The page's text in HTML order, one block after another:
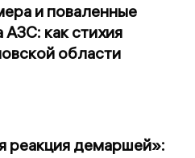
и поваленные
как стихия
области
реакция демаршей»: